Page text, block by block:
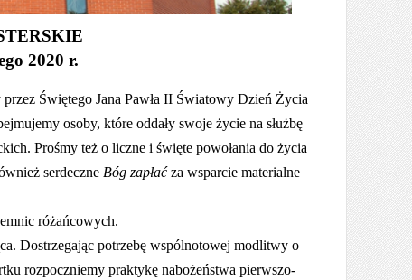
2020 r.
Świętego Jana Pawła II Światowy Dzień Życia
osoby, które oddały swoje życie na służbę
Prośmy też o liczne i święte powołania do życia
serdeczne Bóg zapłaćza wsparcie materialne
różańcowych.
Dostrzegając potrzebę wspólnotowej modlitwy o
rozpoczniemy praktykę nabożeństwa pierwszo-